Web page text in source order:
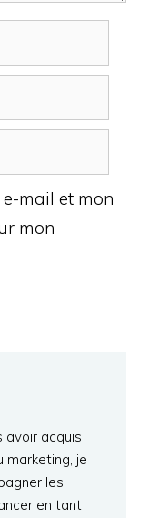
mail et mon
mon
avoir acquis
marketing, je
les
en tant